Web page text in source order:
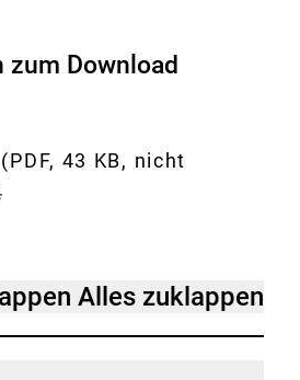
zum Download
Fragen
und
begasten
Containern
(PDF, 43 KB, nicht
Alles zuklappen